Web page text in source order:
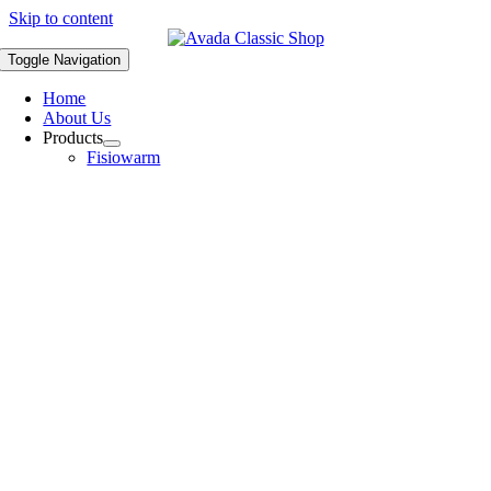
Skip to content
Toggle Navigation
Home
About Us
Products
Fisiowarm